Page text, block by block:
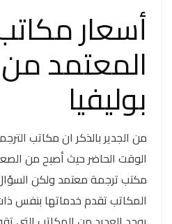
أسعار
المعتمد
بوليفيا
من الجدير بالذكر ان مكاتب
الوقت الحاضر حيث أصبح من
مكتب ترجمة معتمد ولكن
المكاتب تقدم خدماتها بنفس ذات